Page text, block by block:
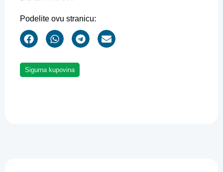
Podelite ovu stranicu:
Sigurna kupovina